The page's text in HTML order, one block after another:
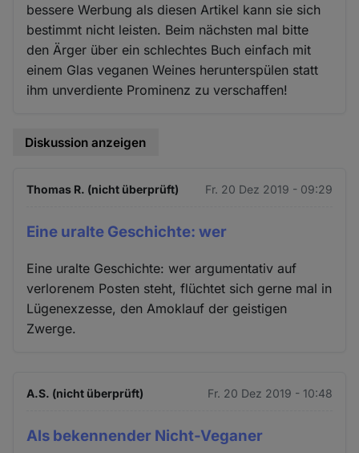
bessere Werbung als diesen Artikel kann sie sich
bestimmt nicht leisten. Beim nächsten mal bitte
den Ärger über ein schlechtes Buch einfach mit
einem Glas veganen Weines herunterspülen statt
ihm unverdiente Prominenz zu verschaffen!
Diskussion anzeigen
Thomas R. (nicht überprüft) Fr. 20 Dez 2019 - 09:29
Eine uralte Geschichte: wer
Eine uralte Geschichte: wer argumentativ auf
verlorenem Posten steht, flüchtet sich gerne mal in
Lügenexzesse, den Amoklauf der geistigen
Zwerge.
A.S. (nicht überprüft) Fr. 20 Dez 2019 - 10:48
Als bekennender Nicht-Veganer